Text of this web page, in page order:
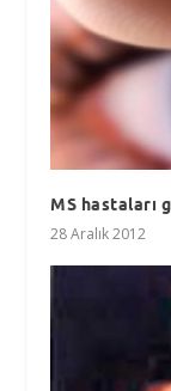
MS hastaları
28 Aralık 2012